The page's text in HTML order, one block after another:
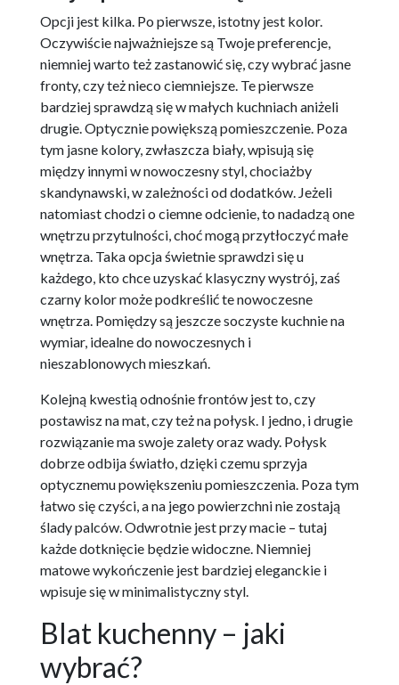
Opcji jest kilka. Po pierwsze, istotny jest kolor.
Oczywiście najważniejsze są Twoje preferencje,
niemniej warto też zastanowić się, czy wybrać jasne
fronty, czy też nieco ciemniejsze. Te pierwsze
bardziej sprawdzą się w małych kuchniach aniżeli
drugie. Optycznie powiększą pomieszczenie. Poza
tym jasne kolory, zwłaszcza biały, wpisują się
między innymi w nowoczesny styl, chociażby
skandynawski, w zależności od dodatków. Jeżeli
natomiast chodzi o ciemne odcienie, to nadadzą one
wnętrzu przytulności, choć mogą przytłoczyć małe
wnętrza. Taka opcja świetnie sprawdzi się u
każdego, kto chce uzyskać klasyczny wystrój, zaś
czarny kolor może podkreślić te nowoczesne
wnętrza. Pomiędzy są jeszcze soczyste kuchnie na
wymiar, idealne do nowoczesnych i
nieszablonowych mieszkań.
Kolejną kwestią odnośnie frontów jest to, czy
postawisz na mat, czy też na połysk. I jedno, i drugie
rozwiązanie ma swoje zalety oraz wady. Połysk
dobrze odbija światło, dzięki czemu sprzyja
optycznemu powiększeniu pomieszczenia. Poza tym
łatwo się czyści, a na jego powierzchni nie zostają
ślady palców. Odwrotnie jest przy macie – tutaj
każde dotknięcie będzie widoczne. Niemniej
matowe wykończenie jest bardziej eleganckie i
wpisuje się w minimalistyczny styl.
Blat kuchenny – jaki
wybrać?